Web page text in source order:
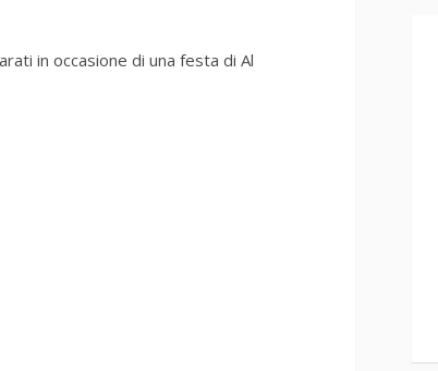
in occasione di una festa di Al